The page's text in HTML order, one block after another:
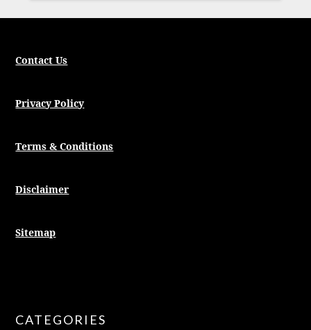
Contact Us
Privacy Policy
Terms & Conditions
Disclaimer
Sitemap
CATEGORIES